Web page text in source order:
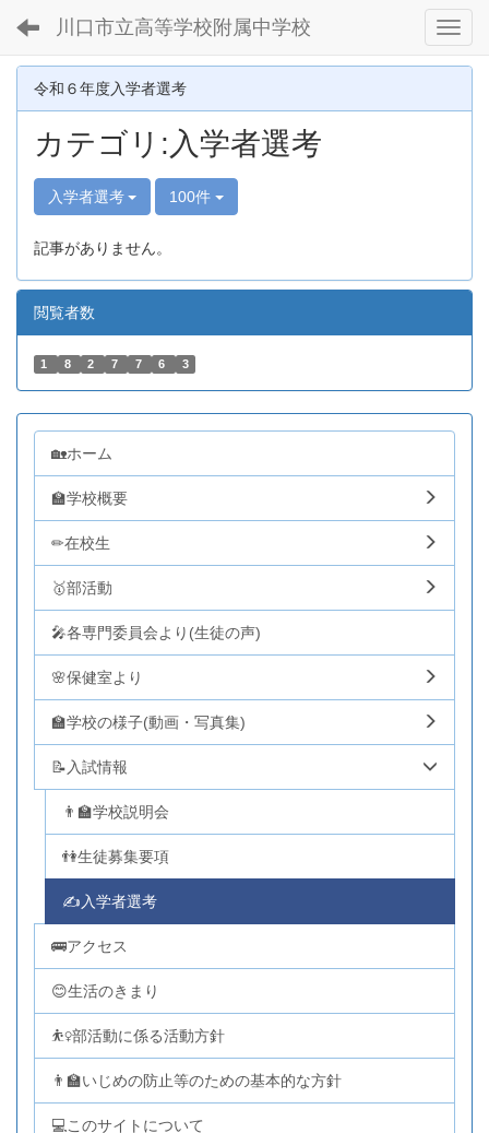
川口市立高等学校附属中学校
令和６年度入学者選考
カテゴリ:入学者選考
入学者選考 100件
記事がありません。
閲覧者数
1 8 2 7 7 6 3
🏡ホーム
🏫学校概要
✏在校生
🥇部活動
🎤各専門委員会より(生徒の声)
🌸保健室より
🏫学校の様子(動画・写真集)
📝入試情報
👨‍🏫学校説明会
👫生徒募集要項
✍入学者選考
🚌アクセス
😊生活のきまり
⛹️‍♀️部活動に係る活動方針
👨‍🏫いじめの防止等のための基本的な方針
💻このサイトについて